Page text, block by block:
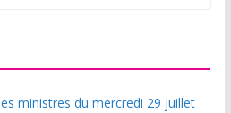
ministres du mercredi 29 juillet